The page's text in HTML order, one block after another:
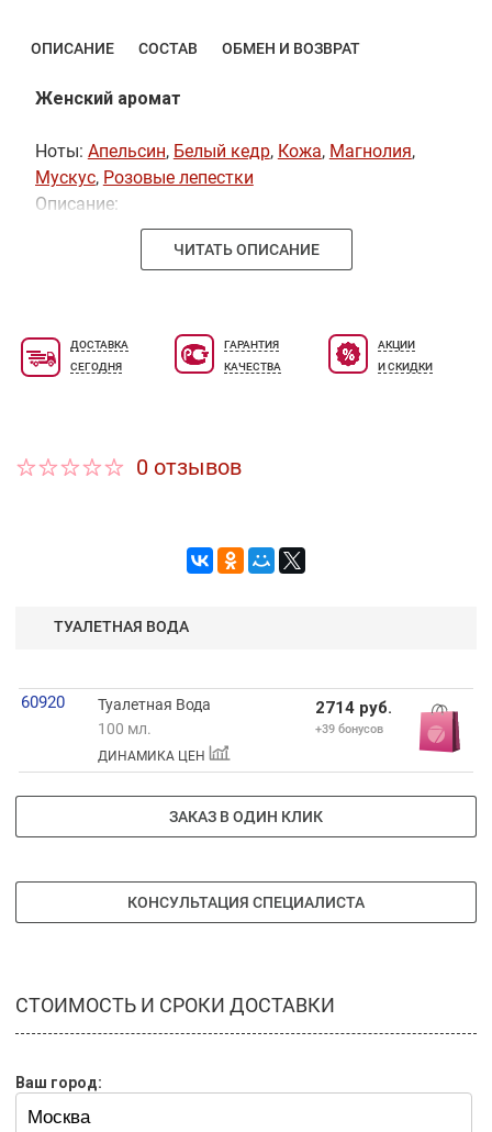
ОПИСАНИЕ СОСТАВ ОБМЕН И ВОЗВРАТ
Женский аромат
Ноты: Апельсин, Белый кедр, Кожа, Магнолия,
Мускус, Розовые лепестки
Описание:
ЧИТАТЬ ОПИСАНИЕ
ДОСТАВКА
СЕГОДНЯ
ГАРАНТИЯ
КАЧЕСТВА
АКЦИИ
И СКИДКИ
0 отзывов
ТУАЛЕТНАЯ ВОДА
60920
Туалетная Вода
100 мл.
ДИНАМИКА ЦЕН
2714 руб.
+39 бонусов
ЗАКАЗ В ОДИН КЛИК
КОНСУЛЬТАЦИЯ СПЕЦИАЛИСТА
СТОИМОСТЬ И СРОКИ ДОСТАВКИ
Ваш город: